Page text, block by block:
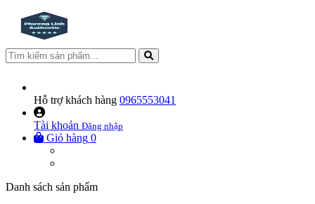
Hỗ trợ khách hàng 0965553041
Tài khoản Đăng nhập
Giỏ hàng 0
Danh sách sản phẩm